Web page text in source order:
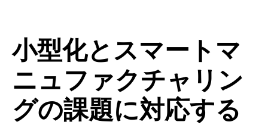
小型化とスマートマ
ニュファクチャリン
グの課題に対応する